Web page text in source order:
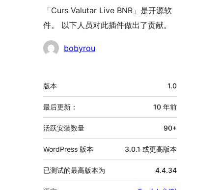
「Curs Valutar Live BNR」是开源软
件。 以下人员对此插件做出了贡献。
贡
bobyrou
额
外
信
息
版本 1.0
最后更新： 10 年前
活跃安装数量 90+
WordPress 版本 3.0.1 或更高版本
已测试的最高版本为 4.4.34